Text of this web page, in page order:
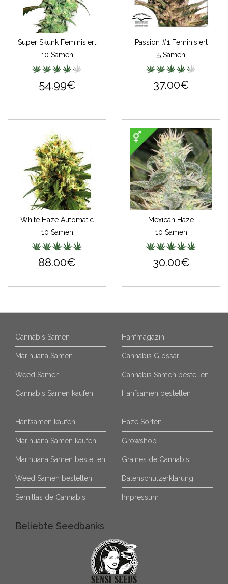
Super Skunk Feminisiert
10 Samen
54.99€
Passion #1 Feminisiert
5 Samen
37.00€
White Haze Automatic
10 Samen
88.00€
Mexican Haze
10 Samen
30.00€
Cannabis Samen
Marihuana Samen
Weed Samen
Cannabis Samen kaufen
Hanfmagazin
Cannabis Glossar
Cannabis Samen bestellen
Hanfsamen bestellen
Hanfsamen kaufen
Marihuana Samen kaufen
Marihuana Samen bestellen
Weed Samen bestellen
Semillas de Cannabis
Haze Sorten
Growshop
Graines de Cannabis
Datenschutzerklärung
Impressum
Beliebte Seedbanks